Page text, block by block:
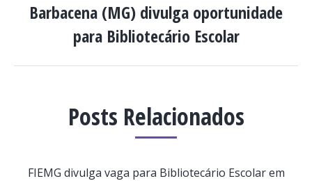
Próximo
post:
Barbacena (MG) divulga oportunidade
para Bibliotecário Escolar
Posts Relacionados
FIEMG divulga vaga para Bibliotecário Escolar em